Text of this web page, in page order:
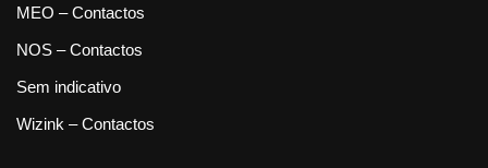
MEO – Contactos
NOS – Contactos
Sem indicativo
Wizink – Contactos